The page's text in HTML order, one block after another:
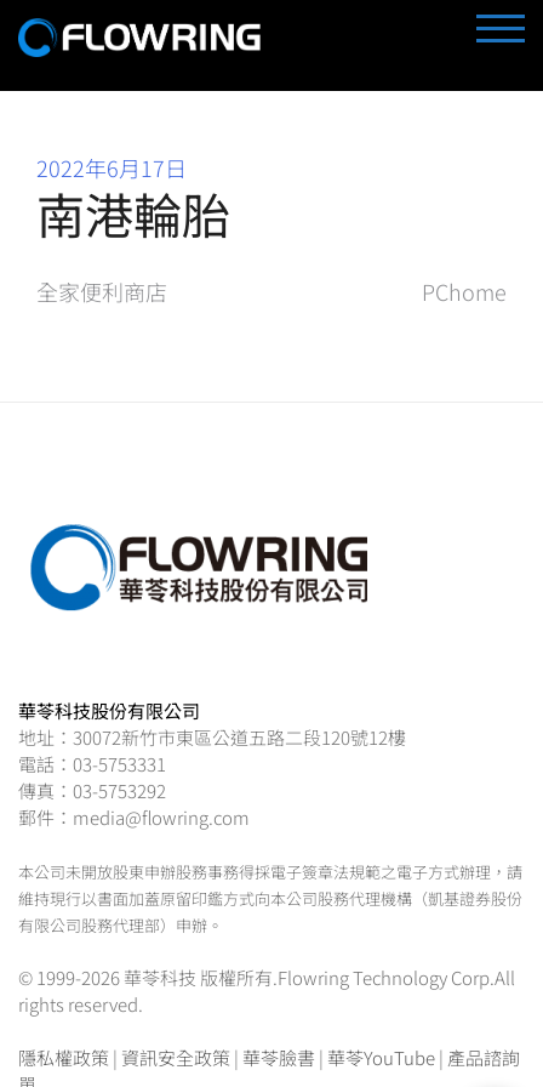
Skip
to
2022年6月17日
南港輪胎
文
全家便利商店 PChome
華苓科技股份有限公司
地址：30072新竹市東區公道五路二段120號12樓
電話：03-5753331
傳真：03-5753292
郵件：media@flowring.com
本公司未開放股東申辦股務事務得採電子簽章法規範之電子方式辦理，請
維持現行以書面加蓋原留印鑑方式向本公司股務代理機構（凱基證券股份
有限公司股務代理部）申辦。
© 1999-2026 華苓科技 版權所有.Flowring Technology Corp.All
rights reserved.
隱私權政策 | 資訊安全政策 | 華苓臉書 | 華苓YouTube| 產品諮詢